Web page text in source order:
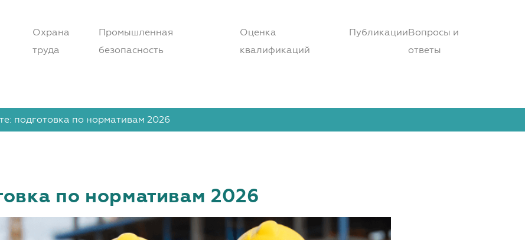
Охрана
труда
Промышленная
безопасность
Оценка
квалификаций
ПубликацииВопросы и
ответы
подготовка по нормативам 2026
по нормативам 2026